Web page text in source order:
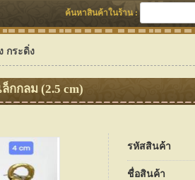
ค้นหาสินค้าในร้าน :
กระดิ่ง
ล็กกลม (2.5 cm)
รหัสสินค้า
ชื่อสินค้า